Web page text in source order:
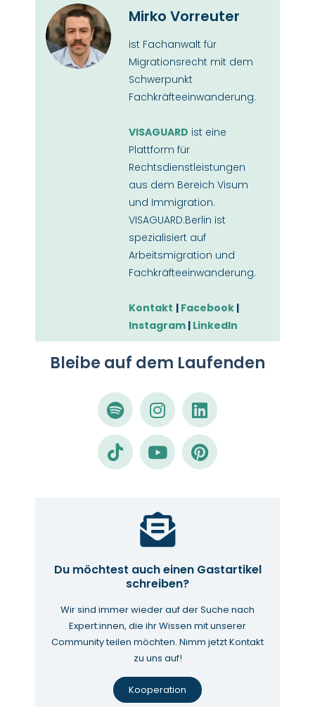
Mirko Vorreuter
ist Fachanwalt für
Migrationsrecht mit dem
Schwerpunkt
Fachkräfteeinwanderung.
VISAGUARD ist eine
Plattform für
Rechtsdienstleistungen
aus dem Bereich Visum
und Immigration.
VISAGUARD.Berlin ist
spezialisiert auf
Arbeitsmigration und
Fachkräfteeinwanderung.
Kontakt | Facebook |
Instagram | LinkedIn
Bleibe auf dem Laufenden
Du möchtest auch einen Gastartikel
schreiben?
Wir sind immer wieder auf der Suche nach
Expert:innen, die ihr Wissen mit unserer
Community teilen möchten. Nimm jetzt Kontakt
zu uns auf!
Kooperation